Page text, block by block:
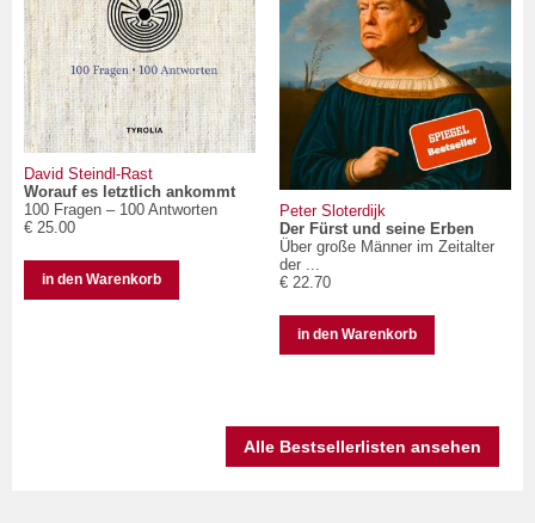
David Steindl-Rast
Worauf es letztlich ankommt
100 Fragen – 100 Antworten
€ 25.00
in den Warenkorb
Peter Sloterdijk
Der Fürst und seine Erben
Über große Männer im Zeitalter
der ...
€ 22.70
in den Warenkorb
Alle Bestsellerlisten ansehen